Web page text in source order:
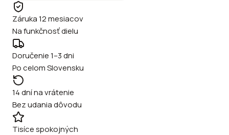
Záruka 12 mesiacov
Na funkčnosť dielu
Doručenie 1–3 dni
Po celom Slovensku
14 dní na vrátenie
Bez udania dôvodu
Tisíce spokojných